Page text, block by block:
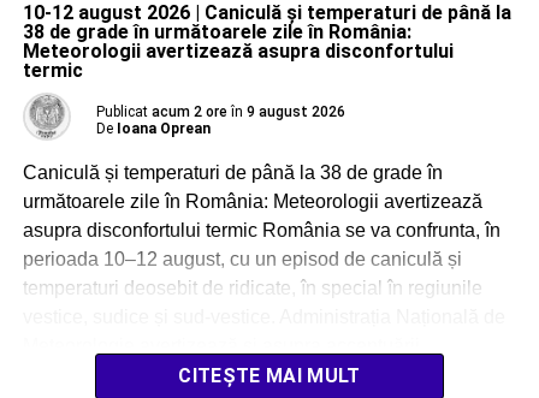
10-12 august 2026 | Caniculă și temperaturi de până la
38 de grade în următoarele zile în România:
Meteorologii avertizează asupra disconfortului
termic
Publicat acum 2 ore în 9 august 2026
De Ioana Oprean
Caniculă și temperaturi de până la 38 de grade în
următoarele zile în România: Meteorologii avertizează
asupra disconfortului termic România se va confrunta, în
perioada 10–12 august, cu un episod de caniculă și
temperaturi deosebit de ridicate, în special în regiunile
disconfortului termic, […]CITEȘTE MAI MULT